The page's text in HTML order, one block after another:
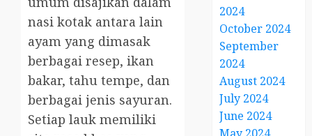
nasi kotak antara lain
ayam yang dimasak
berbagai resep, ikan
bakar, tahu tempe, dan
berbagai jenis sayuran.
Setiap lauk memiliki
2024
October 2024
September
2024
August 2024
July 2024
June 2024